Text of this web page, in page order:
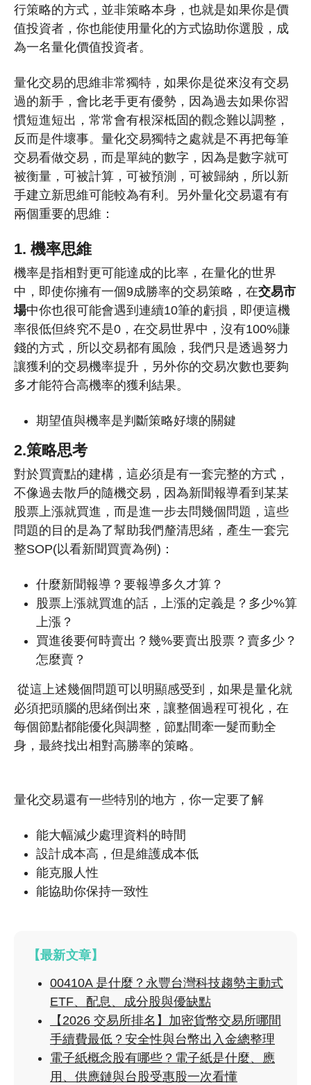
行策略的方式，並非策略本身，也就是如果你是價
值投資者，你也能使用量化的方式協助你選股，成
為一名量化價值投資者。
量化交易的思維非常獨特，如果你是從來沒有交易
過的新手，會比老手更有優勢，因為過去如果你習
慣短進短出，常常會有根深柢固的觀念難以調整，
反而是件壞事。量化交易獨特之處就是不再把每筆
交易看做交易，而是單純的數字，因為是數字就可
被衡量，可被計算，可被預測，可被歸納，所以新
手建立新思維可能較為有利。另外量化交易還有有
兩個重要的思維：
1. 機率思維
機率是指相對更可能達成的比率，在量化的世界
中，即使你擁有一個9成勝率的交易策略，在交易市
場中你也很可能會遇到連續10筆的虧損，即便這機
率很低但終究不是0，在交易世界中，沒有100%賺
錢的方式，所以交易都有風險，我們只是透過努力
讓獲利的交易機率提升，另外你的交易次數也要夠
多才能符合高機率的獲利結果。
期望值與機率是判斷策略好壞的關鍵
2.策略思考
對於買賣點的建構，這必須是有一套完整的方式，
不像過去散戶的隨機交易，因為新聞報導看到某某
股票上漲就買進，而是進一步去問幾個問題，這些
問題的目的是為了幫助我們釐清思緒，產生一套完
整SOP(以看新聞買賣為例)：
什麼新聞報導？要報導多久才算？
股票上漲就買進的話，上漲的定義是？多少%算
上漲？
買進後要何時賣出？幾%要賣出股票？賣多少？
怎麼賣？
從這上述幾個問題可以明顯感受到，如果是量化就
必須把頭腦的思緒倒出來，讓整個過程可視化，在
每個節點都能優化與調整，節點間牽一髮而動全
身，最終找出相對高勝率的策略。
量化交易還有一些特別的地方，你一定要了解
能大幅減少處理資料的時間
設計成本高，但是維護成本低
能克服人性
能協助你保持一致性
【最新文章】
00410A 是什麼？永豐台灣科技趨勢主動式
ETF、配息、成分股與優缺點
【2026 交易所排名】加密貨幣交易所哪間
手續費最低？安全性與台幣出入金總整理
電子紙概念股有哪些？電子紙是什麼、應
用、供應鏈與台股受惠股一次看懂